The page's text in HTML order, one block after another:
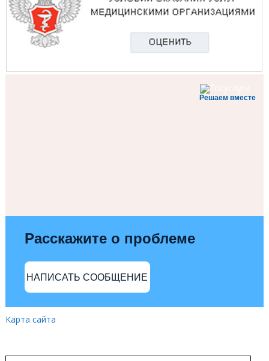
Решаем вместе
Расскажите о проблеме
НАПИСАТЬ СООБЩЕНИЕ
Карта сайта